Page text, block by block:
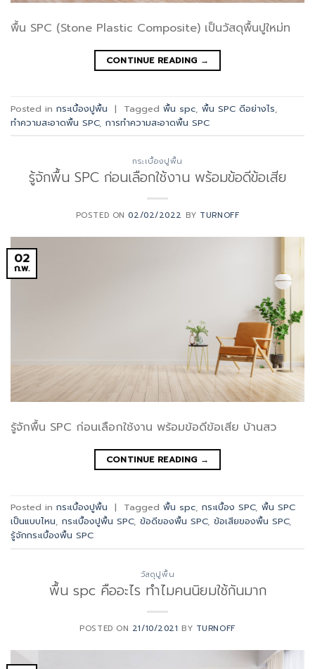
พื้น SPC (Stone Plastic Composite) เป็นวัสดุพื้นปูใหม่ท
CONTINUE READING →
Posted in กระเบื้องปูพื้น | Tagged พื้น spc พื้น SPC ดีอย่างไร
ทำความสะอาดพื้น SPC, การทำความสะอาดพื้น SPC
กระเบื้องปูพื้น
รู้จักพื้น SPC ก่อนเลือกใช้งาน พร้อมข้อดีข้อเสีย
POSTED ON02/02/2022 BY TURNOFF
02
ก.พ.
รู้จักพื้น SPC ก่อนเลือกใช้งาน พร้อมข้อดีข้อเสีย บ้านสว
CONTINUE READING →
Posted in กระเบื้องปูพื้น | Tagged พื้น spc, กระเบื้อง SPC, พื้น SPC
เป็นแบบไหน, กระเบื้องปูพื้น SPC, ข้อดีของพื้น SPC, ข้อเสียของพื้น SPC,
รู้จักกระเบื้องพื้น SPC
วัสดุปูพื้น
พื้น spc คืออะไร ทำไมคนนิยมใช้กันมาก
POSTED ON 21/10/2021 BY TURNOFF